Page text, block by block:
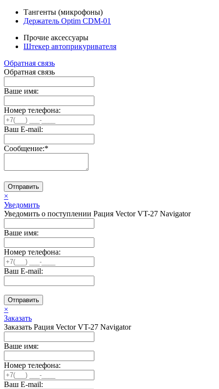
Тангенты (микрофоны)
Держатель Optim CDM-01
Прочие аксессуары
Штекер автоприкуривателя
Обратная связь
Обратная связь
Ваше имя:
Номер телефона:
Ваш E-mail:
Сообщение:*
Отправить
×
Уведомить
Уведомить о поступлении Рация Vector VT-27 Navigator
Ваше имя:
Номер телефона:
Ваш E-mail:
Отправить
×
Заказать
Заказать Рация Vector VT-27 Navigator
Ваше имя:
Номер телефона:
Ваш E-mail: